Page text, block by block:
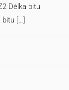
Délka bitu
bitu […]